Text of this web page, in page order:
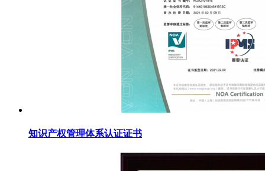
知识产权管理体系认证证书